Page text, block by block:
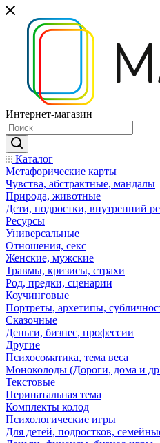
Интернет-магазин
Каталог
Mетафорические карты
Чувства, абстрактные, мандалы
Природа, животные
Дети, подростки, внутренний
Ресурсы
Универсальные
Отношения, секс
Женские, мужские
Травмы, кризисы, страхи
Род, предки, сценарии
Коучинговые
Портреты, архетипы,
Сказочные
Деньги, бизнес, профессии
Другие
Психосоматика, тема веса
Моноколоды (Дороги, дома и
Текстовые
Перинатальная тема
Комплекты колод
Психологические игры
Для детей, подростков,